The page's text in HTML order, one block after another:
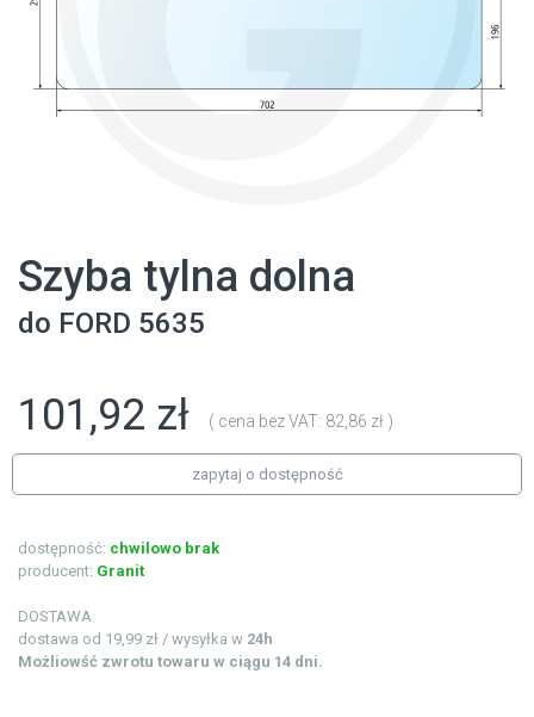
Szyba tylna dolna
do FORD 5635
101,92 zł ( cena bez VAT: 82,86 zł )
zapytaj o dostępność
dostępność: chwilowo brak
producent: Granit
DOSTAWA
dostawa od 19,99 zł / wysyłka w 24h
Możliowść zwrotu towaru w ciągu 14 dni.